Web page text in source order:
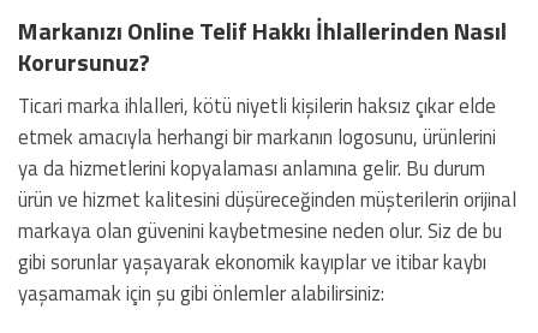
Markanızı Online Telif Hakkı İhlallerinden Nasıl
Korursunuz?
Ticari marka ihlalleri, kötü niyetli kişilerin haksız çıkar elde
etmek amacıyla herhangi bir markanın logosunu, ürünlerini
ya da hizmetlerini kopyalaması anlamına gelir. Bu durum
ürün ve hizmet kalitesini düşüreceğinden müşterilerin orijinal
markaya olan güvenini kaybetmesine neden olur. Siz de bu
gibi sorunlar yaşayarak ekonomik kayıplar ve itibar kaybı
yaşamamak için şu gibi önlemler alabilirsiniz: